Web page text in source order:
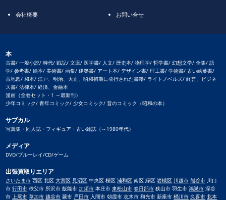
会社概要 お問い合せ
本
古書/ 一般小説/ 時代/ 戦記/ 文庫/ 医学書/ 人文/ 歴史本/ 物理学/ 哲学書/ 幻想文学/ 全集/ 語
学/ 参考書/ 絵本/ 美術書/ 画集/ 建築書/ アート本/ デザイン書/ 理工書/ 学術書/ 古い絵葉書/
古地図/ 和本/ 江戸、明治、大正、昭和初期に発行された書籍/ ライトノベルズ/ 経営、ビジネ
ス書/ 法律本/ 経済、金融本
漫画（全巻セット・1 ～最新刊）
少年コミック/ 青年コミック/ 少女コミック/ 昔のコミック（昭和の本）
サブカル
写真集・同人誌・フィギュア・古い雑誌（～1980年代）
メディア
DVD/ブルーレイ/CD/ゲーム
出張買取りエリア
さいたま市 西区 北区大宮区 見沼区 中央区 桜区浦和区 南区 緑区岩槻区 川越市 熊谷市 川口
市行田市 秩父市 所沢市 飯能市加須市 本庄市東松山市 春日部市 狭山市 羽生市鴻巣市 深谷
市 上尾市 草加市 越谷市 蕨市 戸田市 入間市 朝霞市 志木市 和光市 新座市桶川市 久喜市 北本